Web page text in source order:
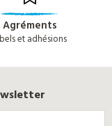
Agréments
et adhésions